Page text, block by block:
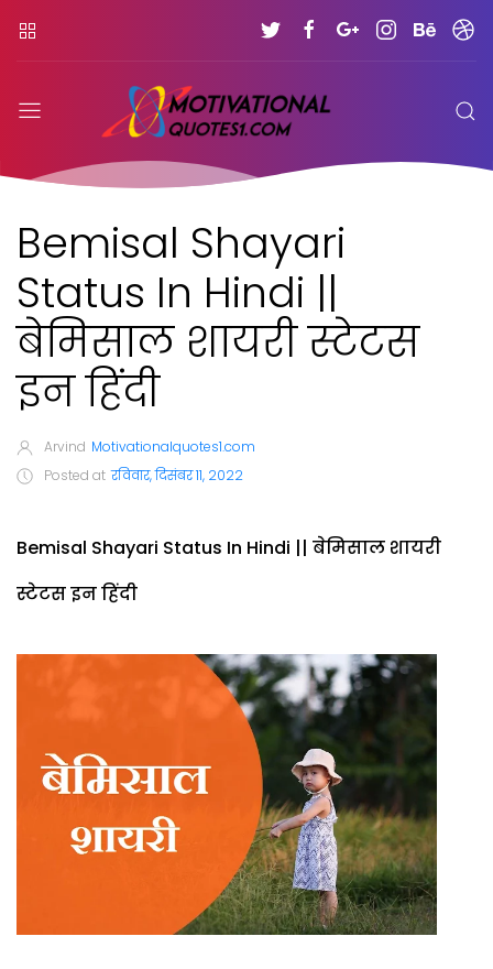
Bemisal Shayari
Status In Hindi ||
बेमिसाल शायरी स्टेटस
इन हिंदी
Arvind Motivationalquotes1.com
Posted at रविवार, दिसंबर 11, 2022
Bemisal Shayari Status In Hindi || बेमिसाल शायरी
स्टेटस इन हिंदी